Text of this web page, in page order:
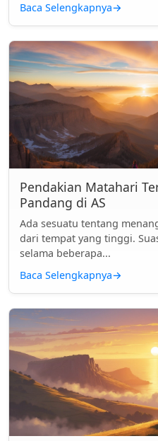
Baca Selengkapnya→
Pendakian Matahari
Pandang di AS
Ada sesuatu tentang
dari tempat yang tinggi.
selama beberapa...
Baca Selengkapnya→